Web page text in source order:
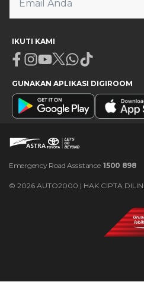
IKUTI KAMI
Facebook
Instagram
Youtube
X Whatsapp
Tiktok
GUNAKAN APLIKASI DIGIROOM
Emergency Road Assistance 1500 898
© 2026 AUTO2000 | HAK CIPTA